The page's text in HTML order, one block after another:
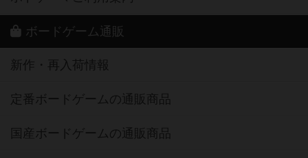
ボードゲーム通販
新作・再入荷情報
定番ボードゲームの通販商品
国産ボードゲームの通販商品